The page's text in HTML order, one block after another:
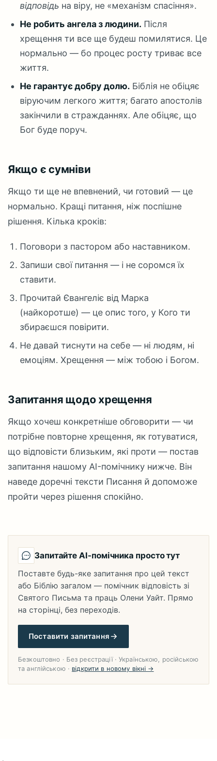
відповідь на віру, не «механізм спасіння».
Не робить ангела з людини. Після
хрещення ти все ще будеш помилятися. Це
нормально — бо процес росту триває все
життя.
Не гарантує добру долю. Біблія не обіцяє
віруючим легкого життя; багато апостолів
закінчили в стражданнях. Але обіцяє, що
Бог буде поруч.
Якщо є сумніви
Якщо ти ще не впевнений, чи готовий — це
нормально. Кращі питання, ніж поспішне
рішення. Кілька кроків:
Поговори з пастором або наставником.
Запиши свої питання — і не соромся їх
ставити.
Прочитай Євангеліє від Марка
(найкоротше) — це опис того, у Кого ти
збираєшся повірити.
Не давай тиснути на себе — ні людям, ні
емоціям. Хрещення — між тобою і Богом.
Запитання щодо хрещення
Якщо хочеш конкретніше обговорити — чи
потрібне повторне хрещення, як готуватися,
що відповісти близьким, які проти — постав
запитання нашому AI-помічнику нижче. Він
наведе доречні тексти Писання й допоможе
пройти через рішення спокійно.
Запитайте AI-помічника просто тут
Поставте будь-яке запитання про цей текст
або Біблію загалом — помічник відповість зі
Святого Письма та праць Олени Уайт. Прямо
на сторінці, без переходів.
Поставити запитання
Безкоштовно · Без реєстрації · Українською, російською
та англійською · відкрити в новому вікні →